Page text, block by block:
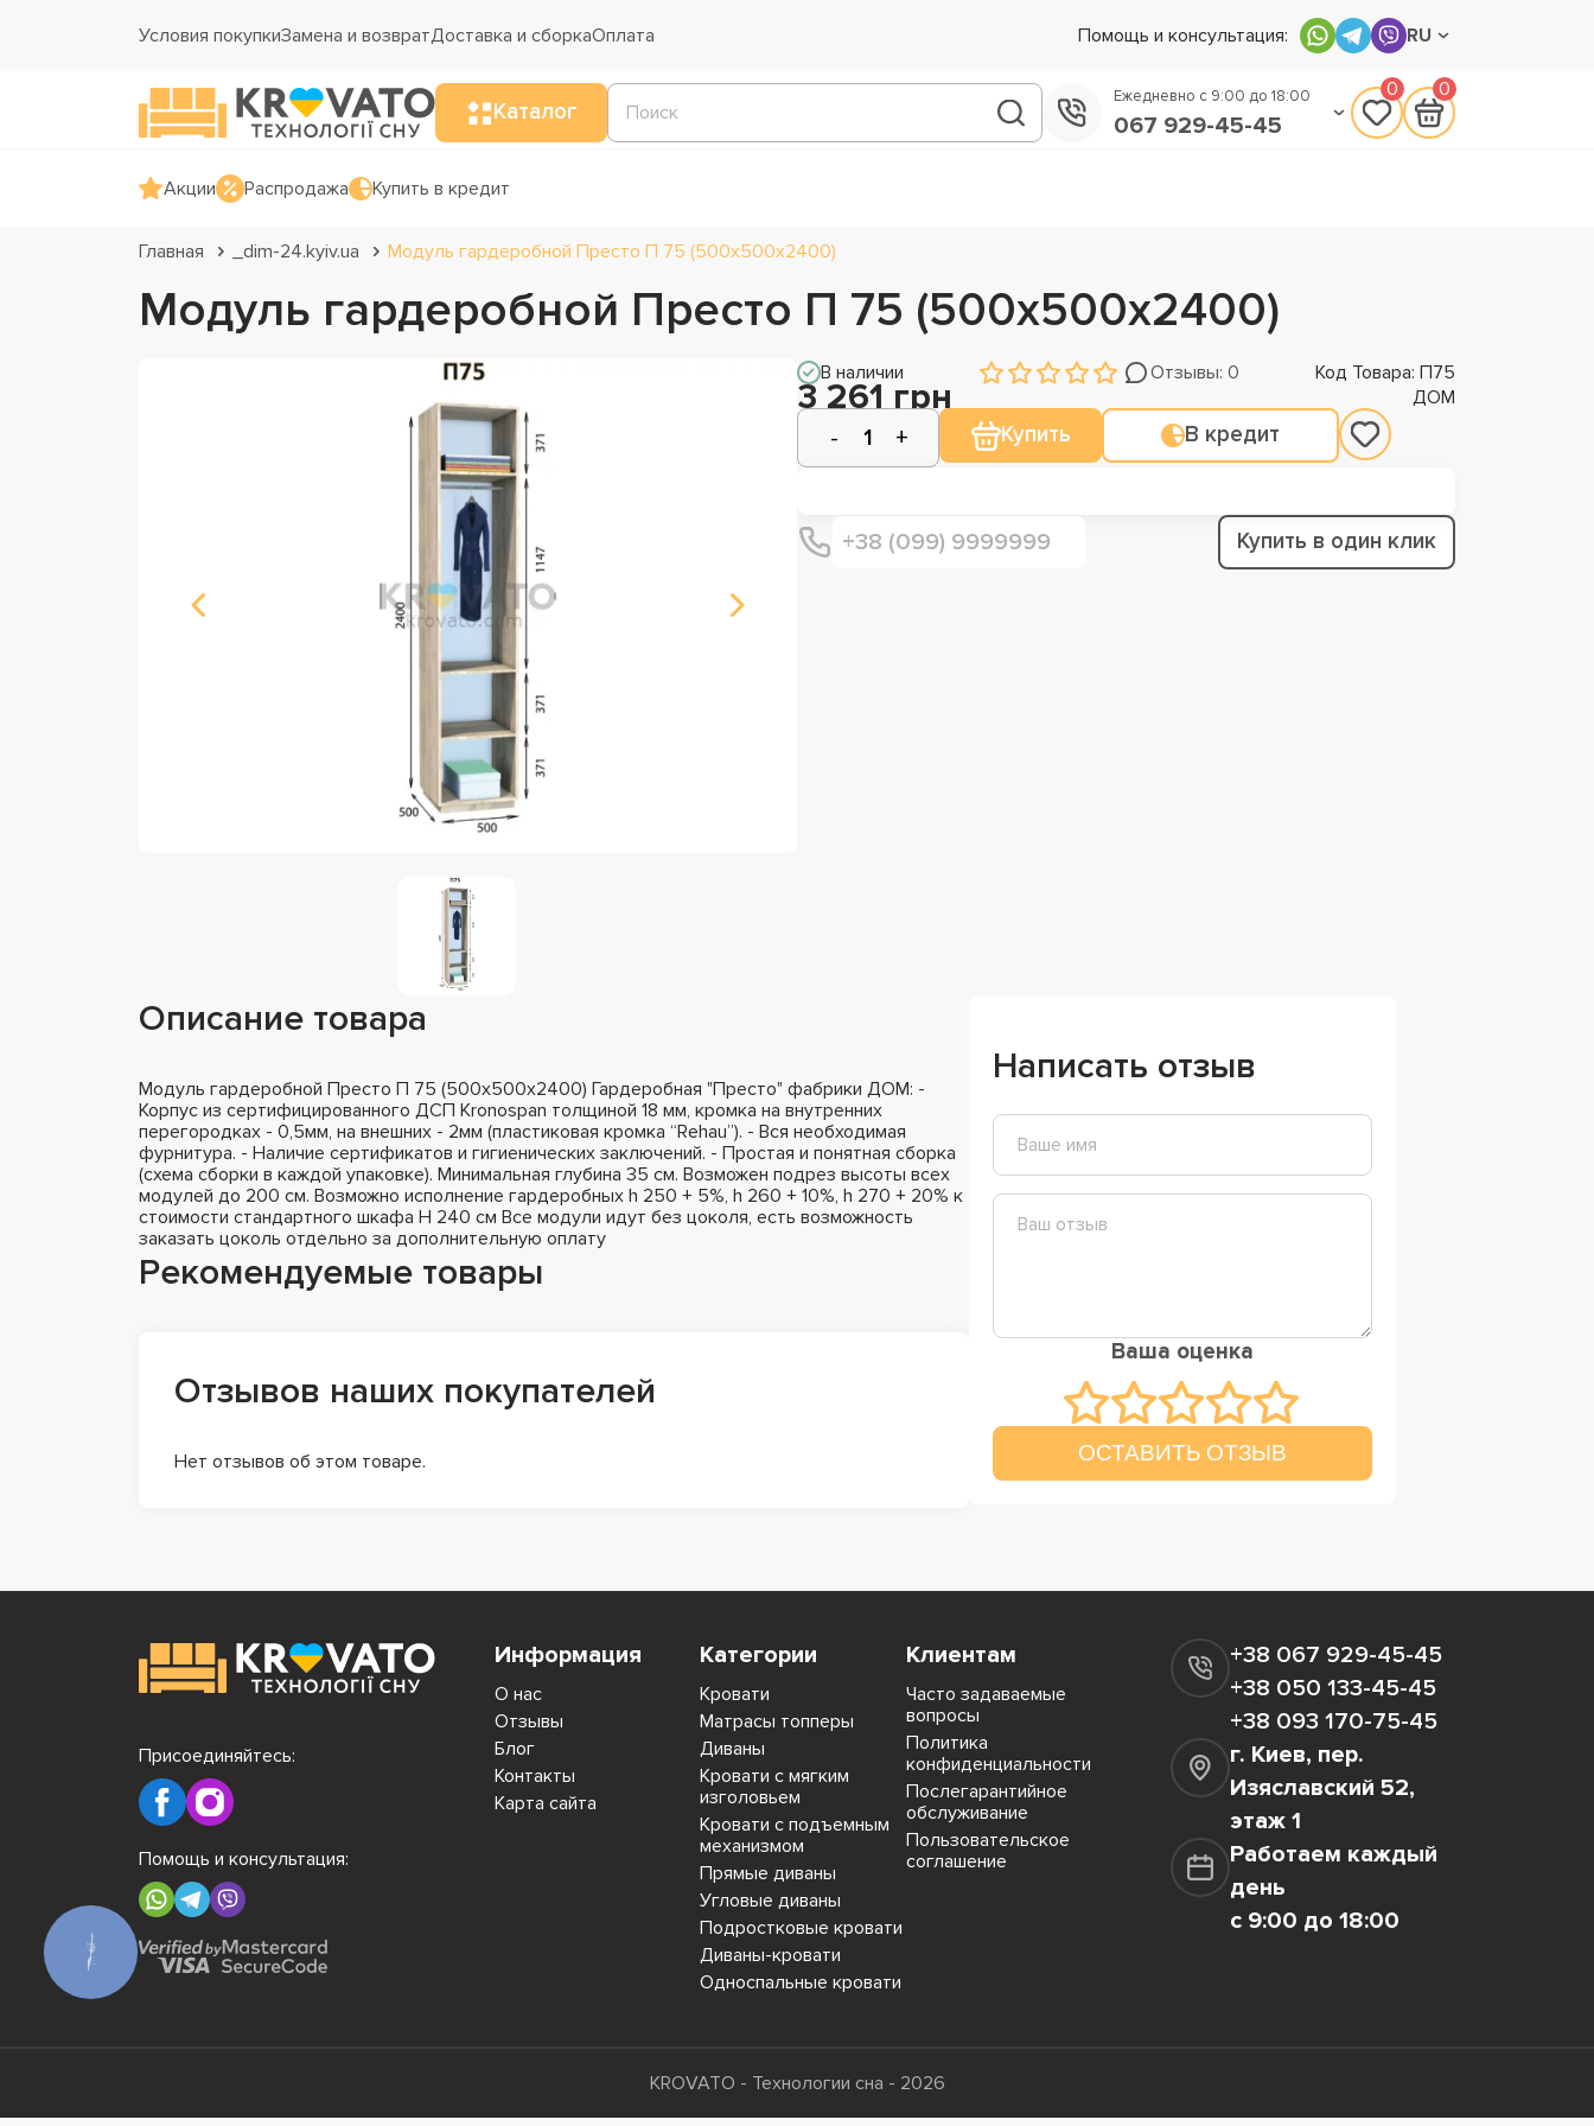
Условия покупкиЗамена и возвратДоставка и сборкаОплата Помощь и консультация: RU
Каталог
Ежедневно с 9:00 до 18:00
067 929-45-45
0 0
Акции Распродажа Купить в кредит
Главная _dim-24.kyiv.ua Модуль гардеробной Престо П 75 (500х500х2400)
Модуль гардеробной Престо П 75 (500х500х2400)
В наличии Отзывы: 0 Код Товара: П75
3 261 грн ДОМ
Купить В кредит
Купить в один клик
Описание товара
Модуль гардеробной Престо П 75 (500х500х2400) Гардеробная "Престо" фабрики ДОМ: -
Корпус из сертифицированного ДСП Kronospan толщиной 18 мм, кромка на внутренних
перегородках - 0,5мм, на внешних - 2мм (пластиковая кромка “Rehau”). - Вся необходимая
фурнитура. - Наличие сертификатов и гигиенических заключений. - Простая и понятная сборка
(схема сборки в каждой упаковке). Минимальная глубина 35 см. Возможен подрез высоты всех
модулей до 200 см. Возможно исполнение гардеробных h 250 + 5%, h 260 + 10%, h 270 + 20% к
стоимости стандартного шкафа H 240 см Все модули идут без цоколя, есть возможность
заказать цоколь отдельно за дополнительную оплату
Рекомендуемые товары
Отзывов наших покупателей
Нет отзывов об этом товаре.
Написать отзыв
Ваша оценка
ОСТАВИТЬ ОТЗЫВ
Информация
О нас
Отзывы
Блог
Контакты
Карта сайта
Категории
Кровати
Матрасы топперы
Диваны
Кровати с мягким
изголовьем
Кровати с подъемным
механизмом
Прямые диваны
Угловые диваны
Подростковые кровати
Диваны-кровати
Односпальные кровати
Клиентам
Часто задаваемые
вопросы
Политика
конфиденциальности
Послегарантийное
обслуживание
Пользовательское
соглашение
+38 067 929-45-45
+38 050 133-45-45
+38 093 170-75-45
г. Киев, пер.
Изяславский 52,
этаж 1
Работаем каждый
день
с 9:00 до 18:00
Присоединяйтесь:
Помощь и консультация:
KROVATO - Технологии сна - 2026
КНОПКА
СВЯЗИ